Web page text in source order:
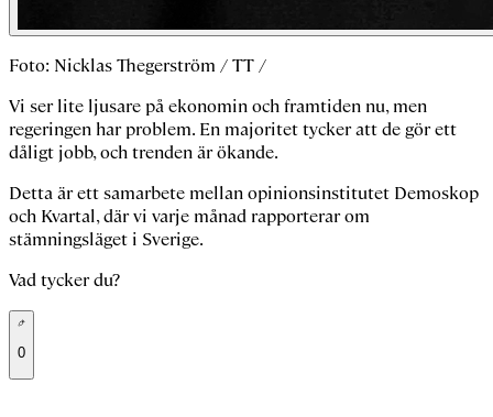
Foto: Nicklas Thegerström / TT /
Vi ser lite ljusare på ekonomin och framtiden nu, men
regeringen har problem. En majoritet tycker att de gör ett
dåligt jobb, och trenden är ökande.
Detta är ett samarbete mellan opinionsinstitutet Demoskop
och Kvartal, där vi varje månad rapporterar om
stämningsläget i Sverige.
Vad tycker du?
0